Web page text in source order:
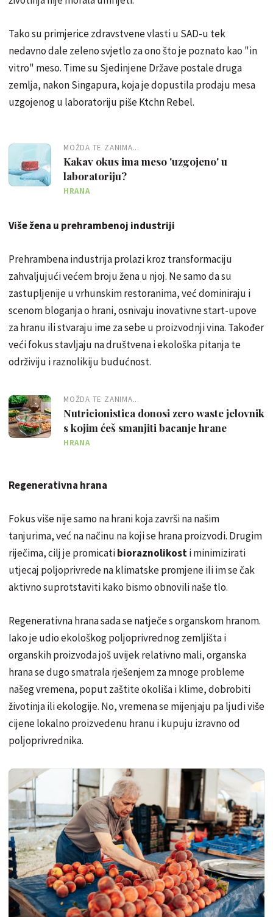
Tako su primjerice zdravstvene vlasti u SAD-u tek
nedavno dale zeleno svjetlo za ono što je poznato kao "in
vitro" meso. Time su Sjedinjene Države postale druga
zemlja, nakon Singapura, koja je dopustila prodaju mesa
uzgojenog u laboratoriju piše Ktchn Rebel.
MOŽDA TE ZANIMA...
Kakav okus ima meso 'uzgojeno' u
laboratoriju?
HRANA
Više žena u prehrambenoj industriji
Prehrambena industrija prolazi kroz transformaciju
zahvaljujući većem broju žena u njoj. Ne samo da su
zastupljenije u vrhunskim restoranima, već dominiraju i
scenom bloganja o hrani, osnivaju inovativne start-upove
za hranu ili stvaraju ime za sebe u proizvodnji vina. Također
veći fokus stavljaju na društvena i ekološka pitanja te
održiviju i raznolikiju budućnost.
MOŽDA TE ZANIMA...
Nutricionistica donosi zero waste jelovnik
s kojim ćeš smanjiti bacanje hrane
HRANA
Regenerativna hrana
Fokus više nije samo na hrani koja završi na našim
tanjurima, već na načinu na koji se hrana proizvodi. Drugim
riječima, cilj je promicatibioraznolikosti minimizirati
utjecaj poljoprivrede na klimatske promjene ili im se čak
aktivno suprotstaviti kako bismo obnovili naše tlo.
Regenerativna hrana sada se natječe s organskom hranom.
Iako je udio ekološkog poljoprivrednog zemljišta i
organskih proizvoda još uvijek relativno mali, organska
hrana se dugo smatrala rješenjem za mnoge probleme
našeg vremena, poput zaštite okoliša i klime, dobrobiti
životinja ili ekologije. No, vremena se mijenjaju pa ljudi više
cijene lokalno proizvedenu hranu i kupuju izravno od
poljoprivrednika.